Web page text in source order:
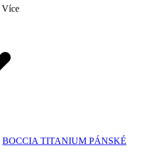
Více
BOCCIA TITANIUM PÁNSKÉ